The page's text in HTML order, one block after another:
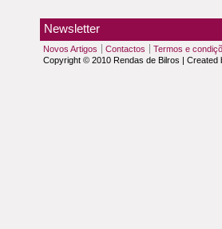
Newsletter
Novos Artigos Contactos Termos e
Copyright © 2010 Rendas de Bilros | Created